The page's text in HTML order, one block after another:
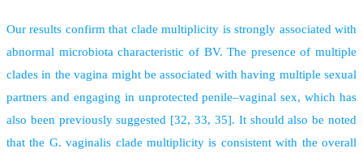
Our results confirm that clade multiplicity is strongly associated with
abnormal microbiota characteristic of BV. The presence of multiple
clades in the vagina might be associated with having multiple sexual
partners and engaging in unprotected penile–vaginal sex, which has
also been previously suggested [32, 33, 35]. It should also be noted
that the G. vaginalis clade multiplicity is consistent with the overall